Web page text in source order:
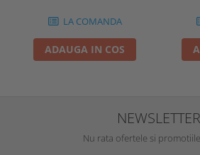
LA COMANDA
ADAUGA IN COS
NEWSLETTER
Nu rata ofertele si